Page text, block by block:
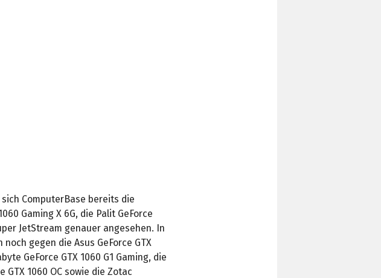
ComputerBase bereits die
Gaming X 6G, die Palit GeForce
JetStream genauer angesehen. In
gegen die Asus GeForce GTX
GeForce GTX 1060 G1 Gaming, die
GTX 1060 OC sowie die Zotac